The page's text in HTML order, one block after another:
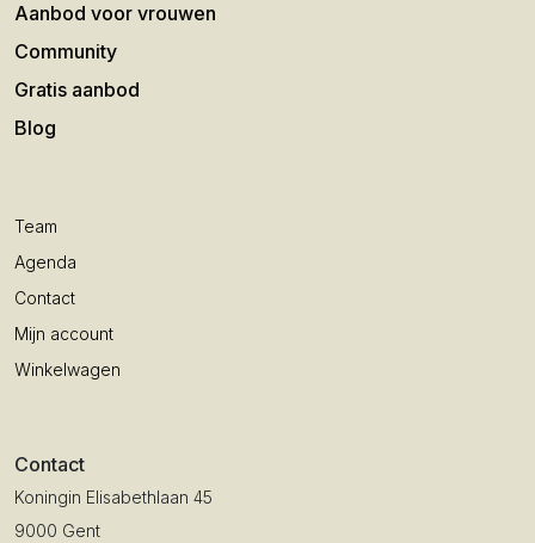
Aanbod voor vrouwen
Community
Gratis aanbod
Blog
Team
Agenda
Contact
Mijn account
Winkelwagen
Contact
Koningin Elisabethlaan 45
9000 Gent